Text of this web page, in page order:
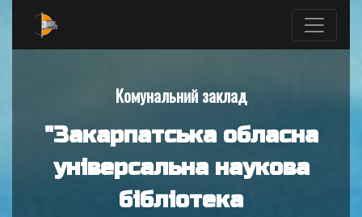
Комунальний заклад
"Закарпатська обласна
універсальна наукова
бібліотека